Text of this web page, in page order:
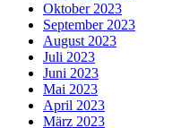
Oktober 2023
September 2023
August 2023
Juli 2023
Juni 2023
Mai 2023
April 2023
März 2023